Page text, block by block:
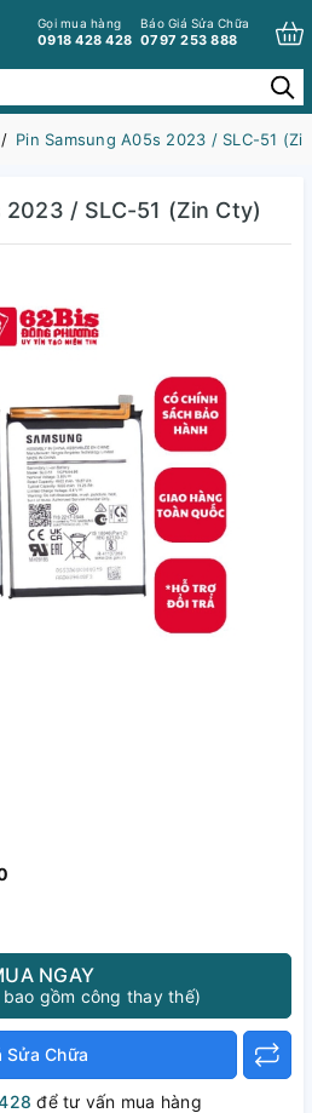
Gọi mua hàng
0918 428 428
Báo Giá Sửa Chữa
0797 253 888
Pin Samsung A05s 2023 / SLC-51
/ SLC-51 (Zin Cty)
NGAY
gồm công thay thế)
Sửa Chữa
để tư vấn mua hàng